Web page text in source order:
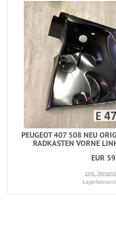
PEUGEOT 407 508 NEU
RADKASTEN VORNE
EUR
zzgl.